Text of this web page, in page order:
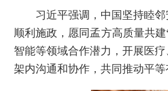
习近平强调，中国坚持睦
顺利施政，愿同孟方高质量共
智能等领域合作潜力，开展医
架内沟通和协作，共同推动平